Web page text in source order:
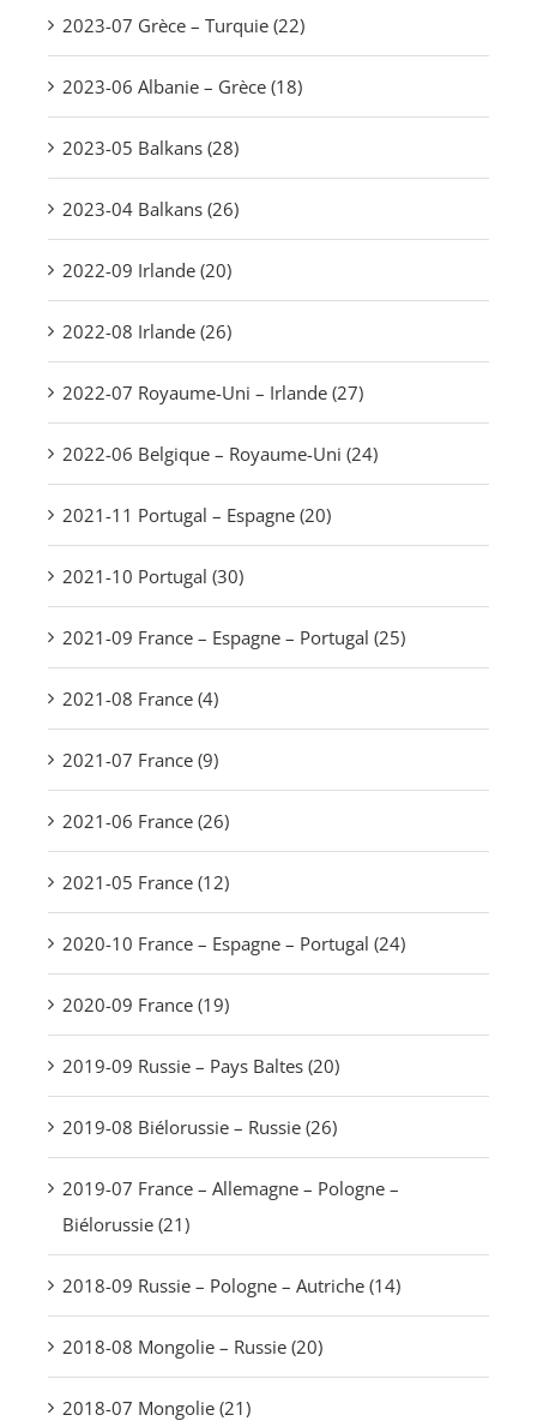
2023-07 Grèce – Turquie (22)
2023-06 Albanie – Grèce (18)
2023-05 Balkans (28)
2023-04 Balkans (26)
2022-09 Irlande (20)
2022-08 Irlande (26)
2022-07 Royaume-Uni – Irlande (27)
2022-06 Belgique – Royaume-Uni (24)
2021-11 Portugal – Espagne (20)
2021-10 Portugal (30)
2021-09 France – Espagne – Portugal (25)
2021-08 France (4)
2021-07 France (9)
2021-06 France (26)
2021-05 France (12)
2020-10 France – Espagne – Portugal (24)
2020-09 France (19)
2019-09 Russie – Pays Baltes (20)
2019-08 Biélorussie – Russie (26)
2019-07 France – Allemagne – Pologne –
Biélorussie (21)
2018-09 Russie – Pologne – Autriche (14)
2018-08 Mongolie – Russie (20)
2018-07 Mongolie (21)